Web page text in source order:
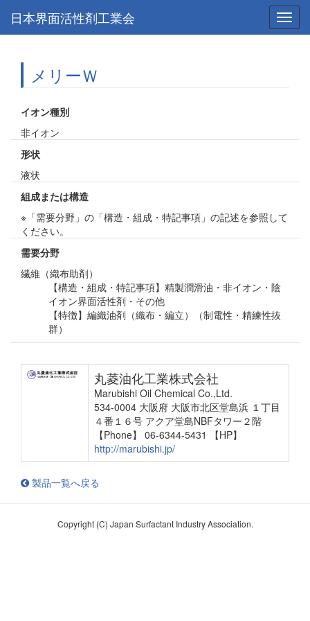
日本界面活性剤工業会
メリーＷ
イオン種別
非イオン
形状
液状
組成または構造
※「需要分野」の「構造・組成・特記事項」の記述を参照して
ください。
需要分野
繊維（織布助剤）
【構造・組成・特記事項】精製潤滑油・非イオン・陰
イオン界面活性剤・その他
【特徴】編織油剤（織布・編立）（制電性・精練性抜
群）
丸菱油化工業株式会社
Marubishi Oil Chemical Co.,Ltd.
534-0004 大阪府 大阪市北区堂島浜 １丁目
４番１６号 アクア堂島NBFタワー２階
【Phone】 06-6344-5431
【HP】
http://marubishi.jp/
製品一覧へ戻る
Copyright (C) Japan Surfactant Industry Association.